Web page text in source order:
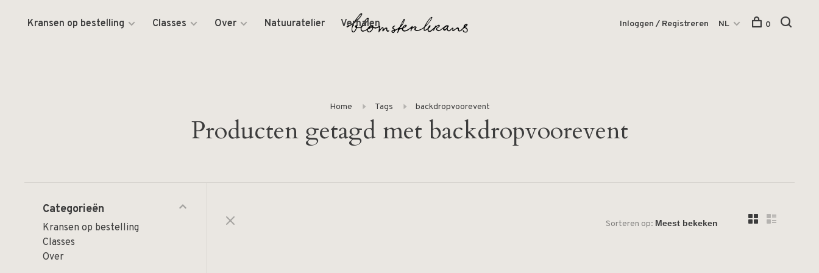
Kransen op bestelling Classes Over Natuuratelier Verhalen Inloggen / Registreren NL 0
Home Tags backdropvoorevent
Producten getagd met backdropvoorevent
Categorieën
Kransen op bestelling
Classes
Over
Sorteren op: